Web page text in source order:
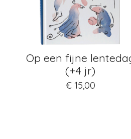
Op een fijne
(+4 jr)
€ 15,00